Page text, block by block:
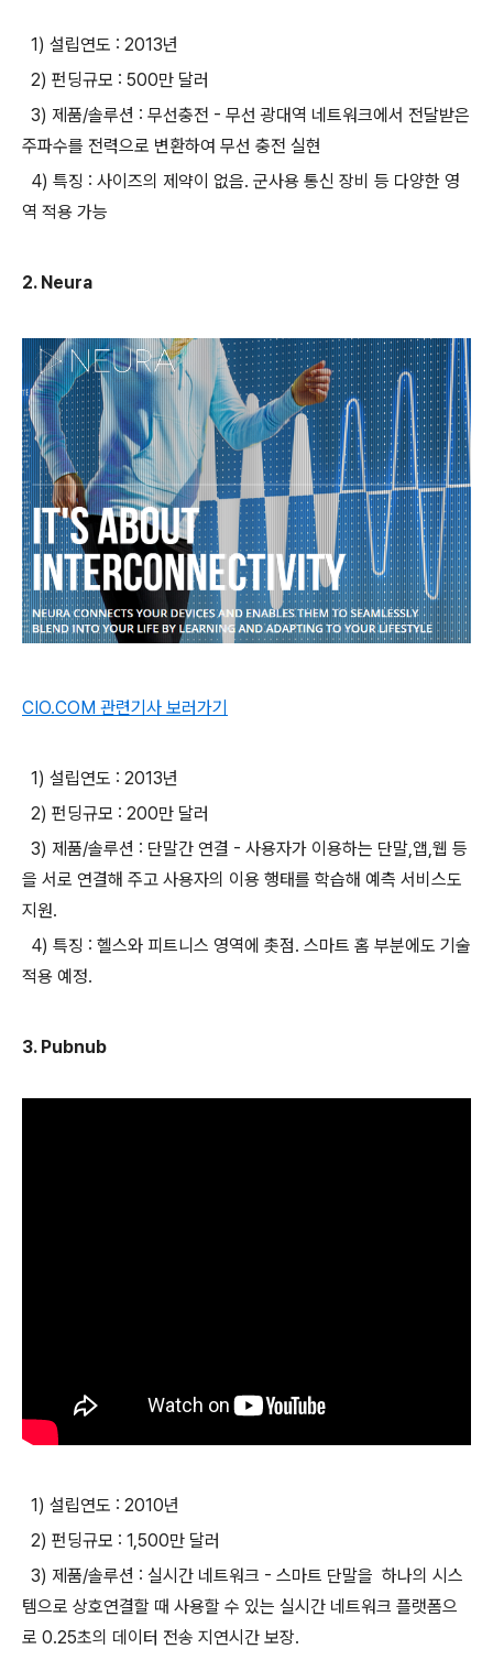
1) 설립연도 : 2013년
2) 펀딩규모 : 500만 달러
3) 제품/솔루션 : 무선충전 - 무선 광대역 네트워크에서 전달받은
주파수를 전력으로 변환하여 무선 충전 실현
4) 특징 : 사이즈의 제약이 없음. 군사용 통신 장비 등 다양한 영
역 적용 가능
2. Neura
CIO.COM 관련기사 보러가기
1) 설립연도 : 2013년
2) 펀딩규모 : 200만 달러
3) 제품/솔루션 : 단말간 연결 - 사용자가 이용하는 단말,앱,웹 등
을 서로 연결해 주고 사용자의 이용 행태를 학습해 예측 서비스도
지원.
4) 특징 : 헬스와 피트니스 영역에 촛점. 스마트 홈 부분에도 기술
적용 예정.
3. Pubnub
1) 설립연도 : 2010년
2) 펀딩규모 : 1,500만 달러
3) 제품/솔루션 : 실시간 네트워크 - 스마트 단말을 하나의 시스
템으로 상호연결할 때 사용할 수 있는 실시간 네트워크 플랫폼으
로 0.25초의 데이터 전송 지연시간 보장.